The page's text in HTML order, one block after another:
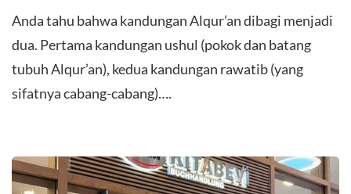
Anda tahu bahwa kandungan Alqur’an dibagi menjadi
dua. Pertama kandungan ushul (pokok dan batang
tubuh Alqur’an), kedua kandungan rawatib (yang
sifatnya cabang-cabang)….